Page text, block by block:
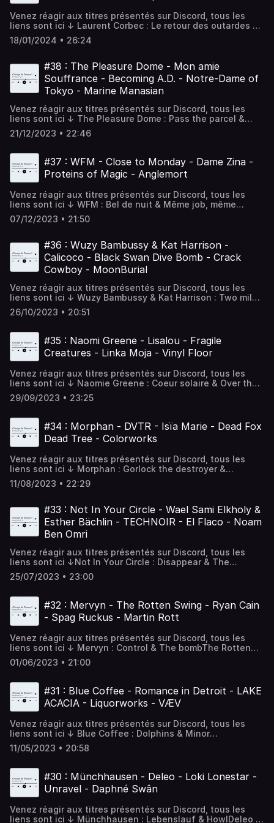
DiscordDiscord :
https://discord.com/invite/wgxkGN3grGBluesky :
ecoutecapodcast.bsky.socialTwitter :
@ecoute_caInstagram :
ecoutecapodcastContact : ecoutecapodcast@gmail.com
Venez réagir aux titres présentés sur Discord, tous les
liens sont ici ↓ Laurent Corbec : Le retour des outardes &
Pleurer au soleilRodrigue : Rienphobe & Un petit mot de
traversLolita Terrorist Sounds : Red carpet & Mind the
Lost in the steam - Bonbon noir & An absolute beginner
BONUS :Flying Pooh : Good morning sweet heart Foncez
découvrir ces artistes sur Spotify :
https://open.spotify.com/playlist/
si=e290e41b03804885 Soutenir le podcast
:http://tipeee.com/ecoute-ca Venez réagir sur
DiscordDiscord :
https://discord.com/invite/wgxkGN3grGBluesky :
@ecoute_caInstagram :
@ecoutecapodcasthttps://ecoutecapodcast.frFacebook :
ecoutecapodcastContact : ecoutecapodcast@gmail.com
18/01/2024 • 26:24
#38 : The Pleasure Dome - Mon amie
Souffrance - Becoming A.D. - Notre-Dame of
Tokyo - Marine Manasian
Venez réagir aux titres présentés sur Discord, tous les
liens sont ici ↓ The Pleasure Dome : Pass the parcel &
InsaneMon Amie Souffrance : Wikicide & Pape
jouetBecoming A.D. : Crescent moon & Shattered
Manasian : Varvum es marmand ; Maqur im ser &
Hayastanin Foncez découvrir ces artistes sur Spotify :
https://open.spotify.com/playlist/
:http://tipeee.com/ecoute-ca Venez réagir sur
DiscordDiscord :
https://discord.com/invite/wgxkGN3grGBluesky :
ecoutecapodcast.bsky.socialTwitter :
@ecoutecapodcasthttps://ecoutecapodcast.frFacebook :
ecoutecapodcastContact : ecoutecapodcast@gmail.com
21/12/2023 • 22:46
#37 : WFM - Close to Monday - Dame Zina -
Proteins of Magic - Anglemort
Venez réagir aux titres présentés sur Discord, tous les
liens sont ici ↓ WFM : Bel de nuit & Même job, même
salaireClose to Monday : Colors & PhotosDame Zina : Le
baise main & Intergalactic hitProteins of Magic : Lethal &
artistes sur Spotify :
https://open.spotify.com/playlist/0NApl6Lb10q8wt15jGNFwE?
si=c48492e6e1bc4861 Soutenir le podcast
:http://tipeee.com/ecoute-ca Venez réagir sur
DiscordDiscord :
https://discord.com/invite/wgxkGN3grGBluesky :
ecoutecapodcast.bsky.socialTwitter :
@ecoute_caInstagram :
ecoutecapodcastContact : ecoutecapodcast@gmail.com
07/12/2023 • 21:50
#36 : Wuzy Bambussy & Kat Harrison -
Calicoco - Black Swan Dive Bomb - Crack
Cowboy - MoonBurial
Venez réagir aux titres présentés sur Discord, tous les
liens sont ici ↓ Wuzy Bambussy & Kat Harrison : Two miles
high & UnchartedCalicoco : Underneath & What ifBlack
Swan Dive Bomb : Deadly arrogant & Pray for meCrack
marcherMoonBurial : Rise of the ocean & Unequilibrium
Foncez découvrir ces artistes sur Spotify :
https://open.spotify.com/playlist/
:http://tipeee.com/ecoute-ca Venez réagir sur
DiscordDiscord :
https://discord.com/invite/wgxkGN3grGBluesky :
ecoutecapodcast.bsky.socialTwitter :
@ecoutecapodcasthttps://ecoutecapodcast.frFacebook :
ecoutecapodcastContact : ecoutecapodcast@gmail.com
26/10/2023 • 20:51
#35 : Naomi Greene - Lisalou - Fragile
Creatures - Linka Moja - Vinyl Floor
Venez réagir aux titres présentés sur Discord, tous les
liens sont ici ↓ Naomie Greene : Coeur solaire & Over the
hillsLisalou : Rêve party & OrigamiFragile Creatures : The
meaning of life & Take it as it comesLinka Moja : Burnin &
Pretty predictable Foncez découvrir ces artistes sur
Spotify :
https://open.spotify.com/playlist/
:http://tipeee.com/ecoute-ca Venez réagir sur
DiscordDiscord :
https://discord.com/invite/wgxkGN3grGTwitter :
@ecoute_caInstagram :
ecoutecapodcastContact : ecoutecapodcast@gmail.com
29/09/2023 • 23:25
#34 : Morphan - DVTR - Isïa Marie - Dead Fox
Dead Tree - Colorworks
Venez réagir aux titres présentés sur Discord, tous les
liens sont ici ↓ Morphan : Gorlock the destroyer &
RotterdamnedDVTR : DVTR & VasectomiaIsïa Marie : Beau
miroir & VéloDead Fox Dead Tree : Slither away ; You won't
floating world & Radio Caroline Foncez découvrir ces
artistes sur Spotify :
https://open.spotify.com/playlist/
Soutenir le podcast :http://tipeee.com/ecoute-ca Venez
réagir sur DiscordDiscord :
https://discord.com/invite/wgxkGN3grGTwitter :
@ecoute_caInstagram :
ecoutecapodcastContact : ecoutecapodcast@gmail.com
11/08/2023 • 22:29
#33 : Not In Your Circle - Wael Sami Elkholy &
Esther Bächlin - TECHNOIR - El Flaco - Noam
Ben Omri
Venez réagir aux titres présentés sur Discord, tous les
liens sont ici ↓Not In Your Circle : Disappear & The
anchorWael Sami Elkholy & Esther Bächlin : Das Universum
lacht & BelongingTECHNOIR : The dreamer ; There was a
: Drop tune ; Come the fall & Revaha Foncez découvrir ces
artistes sur Spotify :
https://open.spotify.com/playlist/
:http://tipeee.com/ecoute-ca Venez réagir sur
DiscordDiscord :
https://discord.com/invite/wgxkGN3grGTwitter :
@ecoute_caInstagram :
ecoutecapodcastContact : ecoutecapodcast@gmail.com
25/07/2023 • 23:00
#32 : Mervyn - The Rotten Swing - Ryan Cain
- Spag Ruckus - Martin Rott
Venez réagir aux titres présentés sur Discord, tous les
liens sont ici ↓ Mervyn : Control & The bombThe Rotten
Swing : Cut me out & RaginRyan Cain : Cigarette and
money & Lustron on the moonSpag Ruckus : The last drop
Theory & Acapulco Foncez découvrir ces artistes sur
Spotify :
https://open.spotify.com/playlist/
:http://tipeee.com/ecoute-ca Venez réagir sur
DiscordDiscord :
https://discord.com/invite/wgxkGN3grGTwitter :
@ecoute_caInstagram :
ecoutecapodcastContact : ecoutecapodcast@gmail.com
01/06/2023 • 21:00
#31 : Blue Coffee - Romance in Detroit - LAKE
ACACIA - Liquorworks - VÆV
Venez réagir aux titres présentés sur Discord, tous les
liens sont ici ↓ Blue Coffee : Dolphins & Minor
openingRomance in Detroit : Grow your own way & Hermes
runLAKE ACACIA : I will never break & What you see is
wish I could taste something one more time VÆV :
Malcontent & Lastenlaulu I will never break de LAKE
ACACIA en live : https://www.youtube.com/watch?
Spotify :
11/05/2023 • 20:58
#30 : Münchhausen - Deleo - Loki Lonestar -
Unravel - Daphné Swân
Venez réagir aux titres présentés sur Discord, tous les
liens sont ici ↓ Münchhausen : Lebenslauf & HowlDeleo :